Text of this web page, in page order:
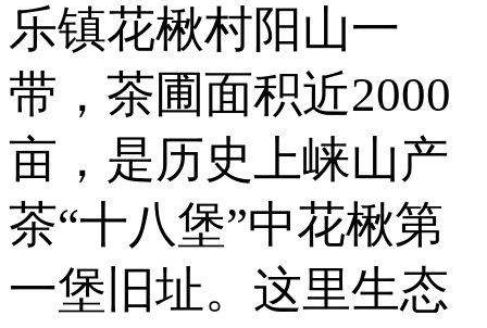
乐镇花楸村阳山一
带，茶圃面积近2000
亩，是历史上崃山产
茶“十八堡”中花楸第
一堡旧址。这里生态